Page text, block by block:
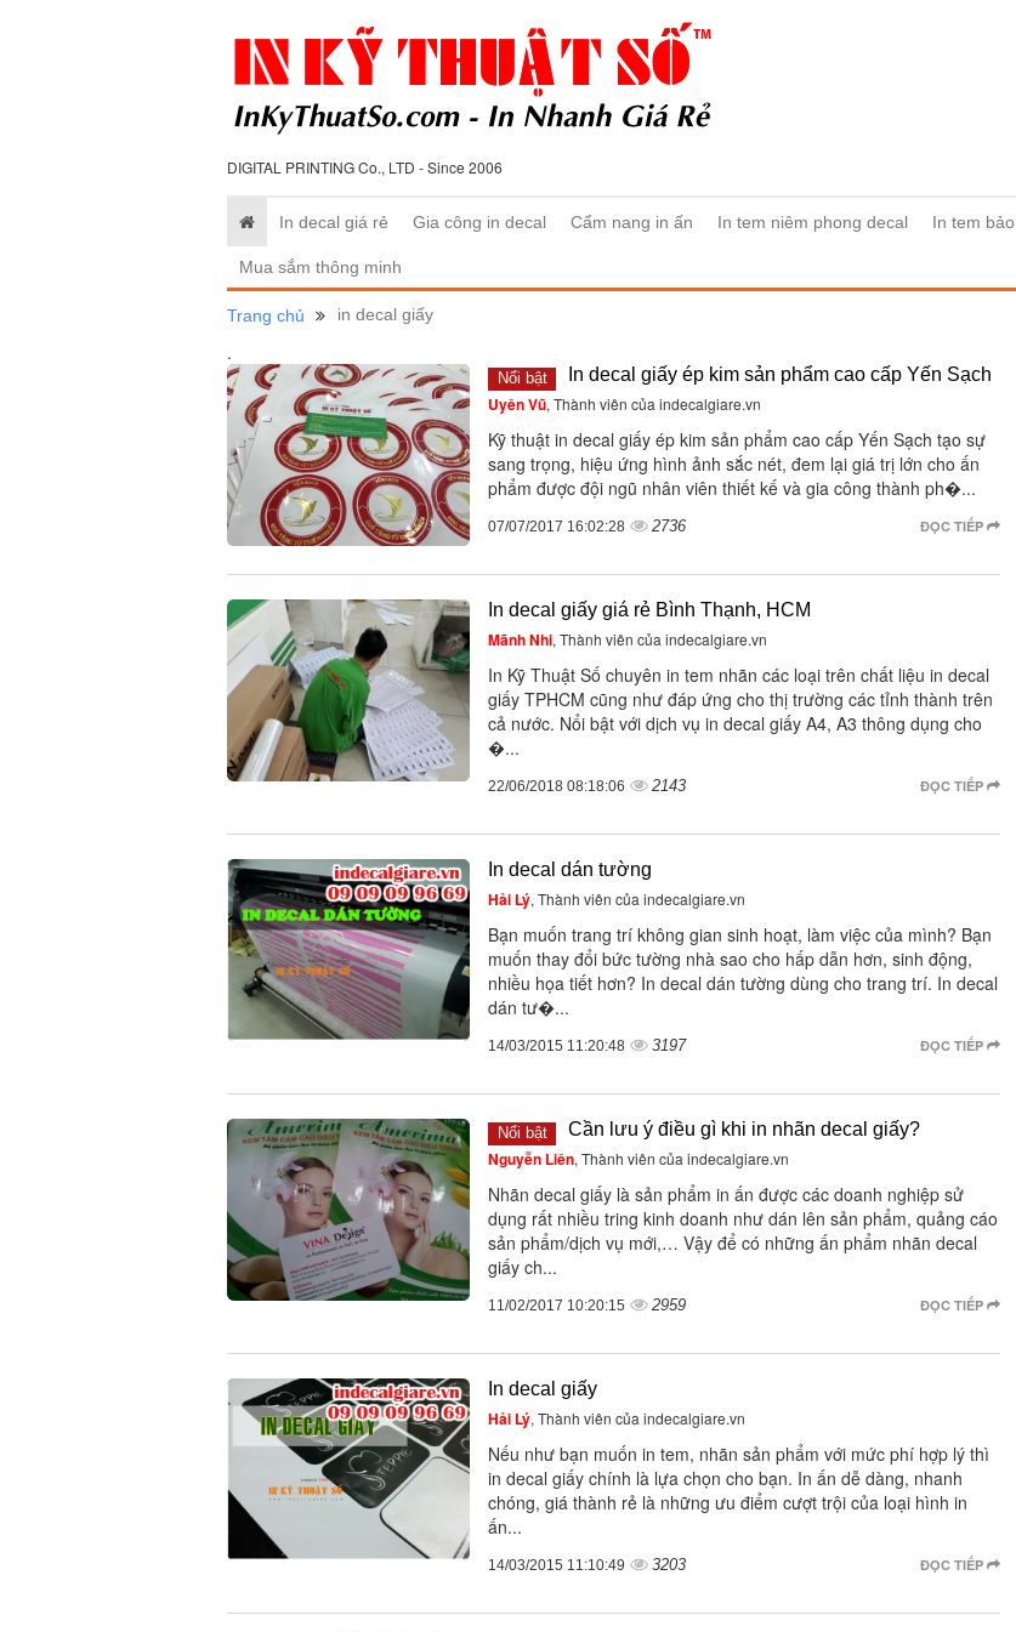
DIGITAL PRINTING Co., LTD - Since 2006
In decal giá rẻ Gia công in decal Cẩm nang in ấn In tem niêm phong decal In tem
Mua sắm thông minh
Trang chủ in decal giấy
.
Nổi bật In decal giấy ép kim sản phẩm cao cấp Yến Sạch
Uyên Vũ, Thành viên của indecalgiare.vn
Kỹ thuật in decal giấy ép kim sản phẩm cao cấp Yến Sạch tạo sự
sang trọng, hiệu ứng hình ảnh sắc nét, đem lại giá trị lớn cho ấn
phẩm được đội ngũ nhân viên thiết kế và gia công thành ph�...
ĐỌC TIẾP
07/07/2017 16:02:28 2736
In decal giấy giá rẻ Bình Thạnh, HCM
Mãnh Nhi, Thành viên của indecalgiare.vn
In Kỹ Thuật Số chuyên in tem nhãn các loại trên chất liệu in decal
giấy TPHCM cũng như đáp ứng cho thị trường các tỉnh thành trên
cả nước. Nổi bật với dịch vụ in decal giấy A4, A3 thông dụng cho
�...
ĐỌC TIẾP
22/06/2018 08:18:06 2143
In decal dán tường
Hải Lý, Thành viên của indecalgiare.vn
Bạn muốn trang trí không gian sinh hoạt, làm việc của mình? Bạn
muốn thay đổi bức tường nhà sao cho hấp dẫn hơn, sinh động,
nhiều họa tiết hơn? In decal dán tường dùng cho trang trí. In decal
dán tư�...
ĐỌC TIẾP
14/03/2015 11:20:48 3197
Nổi bật Cần lưu ý điều gì khi in nhãn decal giấy?
Nguyễn Liên, Thành viên của indecalgiare.vn
Nhãn decal giấy là sản phẩm in ấn được các doanh nghiệp sử
dụng rất nhiều tring kinh doanh như dán lên sản phẩm, quảng cáo
sản phẩm/dịch vụ mới,… Vậy để có những ấn phẩm nhãn decal
giấy ch...
ĐỌC TIẾP
11/02/2017 10:20:15 2959
In decal giấy
Hải Lý, Thành viên của indecalgiare.vn
Nếu như bạn muốn in tem, nhãn sản phẩm với mức phí hợp lý thì
in decal giấy chính là lựa chọn cho bạn. In ấn dễ dàng, nhanh
chóng, giá thành rẻ là những ưu điểm cượt trội của loại hình in
ấn...
ĐỌC TIẾP
14/03/2015 11:10:49 3203